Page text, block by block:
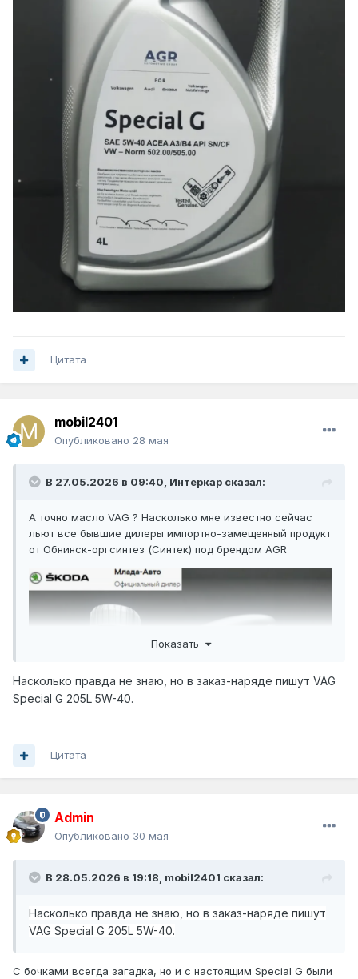
Цитата
mobil2401
Опубликовано 28 мая
В 27.05.2026 в 09:40, Интеркар сказал:
А точно масло VAG ? Насколько мне известно сейчас
льют все бывшие дилеры импортно-замещенный продукт
от Обнинск-оргсинтез (Синтек) под брендом AGR
Показать
Насколько правда не знаю, но в заказ-наряде пишут VAG
Special G 205L 5W-40.
Цитата
Admin
Опубликовано 30 мая
В 28.05.2026 в 19:18, mobil2401 сказал:
Насколько правда не знаю, но в заказ-наряде пишут
VAG Special G 205L 5W-40.
С бочками всегда загадка, но и с настоящим Special G были